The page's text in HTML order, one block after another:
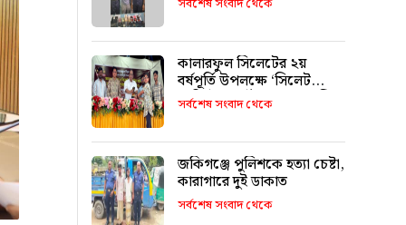
কালারফুল সিলেটের ২য়
বর্ষপূর্তি উপলক্ষে ‘সিলেট
হেরিটেজ আর্ট ২০২৬’ অনুষ্ঠিত
সর্বশেষ সংবাদ থেকে
জকিগঞ্জে পুলিশকে হত্যা চেষ্টা,
কারাগারে দুই ডাকাত
সর্বশেষ সংবাদ থেকে